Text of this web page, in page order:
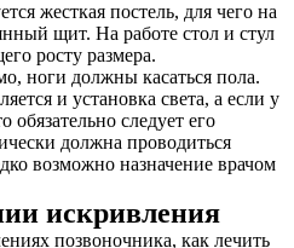
жесткая постель, для чего на
щит. На работе стол и стул
росту размера.
ноги должны касаться пола.
и установка света, а если у
обязательно следует его
должна проводиться
возможно назначение врачом
искривления
позвоночника, как лечить